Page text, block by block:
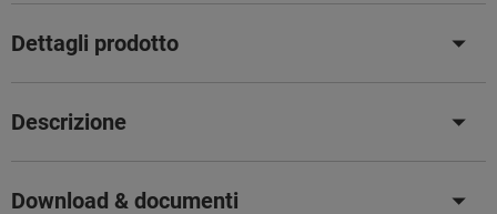
Dettagli prodotto
Descrizione
Download & documenti